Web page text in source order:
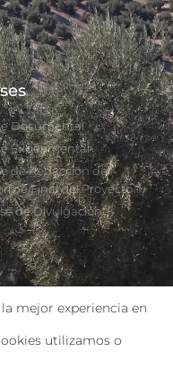
Documental
Experimental
de Redacción del
Final del Proyecto
de Divulgación
mejor experiencia en
utilizamos o